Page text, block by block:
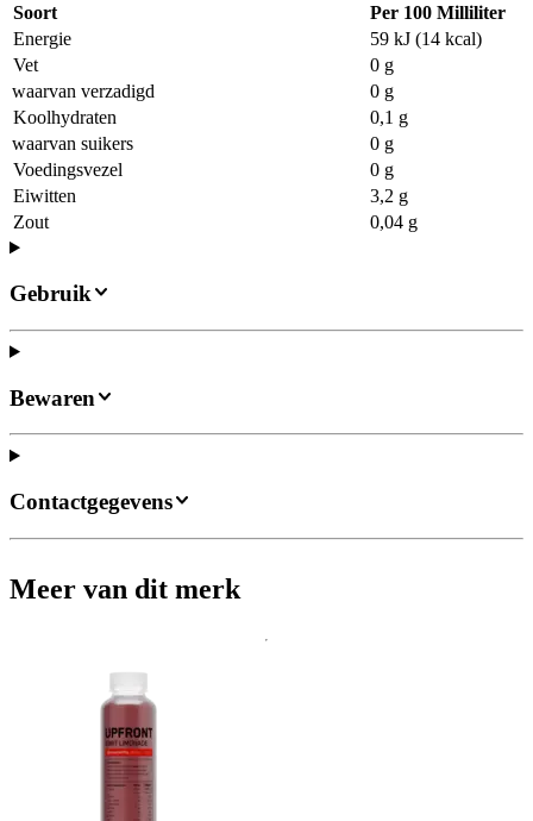
Soort
Per 100 Milliliter
Energie
59 kJ (14 kcal)
Vet
0 g
waarvan verzadigd
0 g
Koolhydraten
0,1 g
waarvan suikers
0 g
Voedingsvezel
0 g
Eiwitten
3,2 g
Zout
0,04 g
Gebruik
Bewaren
Contactgegevens
Meer van dit merk